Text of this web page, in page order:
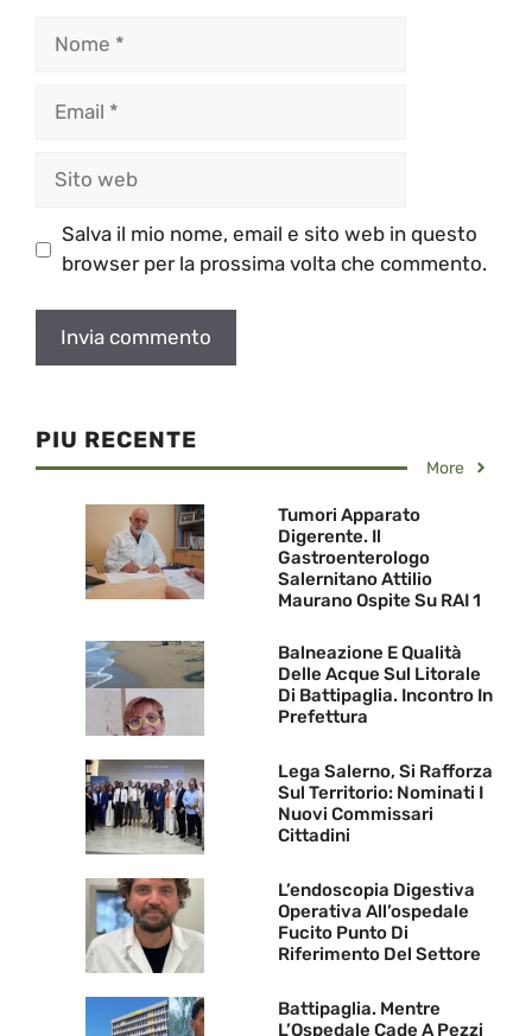
Salva il mio nome, email e sito web in questo
browser per la prossima volta che commento.
PIU RECENTE
More
Tumori Apparato
Digerente. Il
Gastroenterologo
Salernitano Attilio
Maurano Ospite Su RAI 1
Balneazione E Qualità
Delle Acque Sul Litorale
Di Battipaglia. Incontro In
Prefettura
Lega Salerno, Si Rafforza
Sul Territorio: Nominati I
Nuovi Commissari
Cittadini
L’endoscopia Digestiva
Operativa All’ospedale
Fucito Punto Di
Riferimento Del Settore
Battipaglia. Mentre
L’Ospedale Cade A Pezzi